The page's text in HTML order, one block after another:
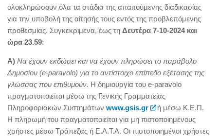
ολοκληρώσουν όλα τα στάδια της απαιτούμενης διαδικασίας
για την υποβολή της αίτησής τους εντός της προβλεπόμενης
προθεσμίας. Συγκεκριμένα, έως τη Δευτέρα 7-10-2024 και
ώρα 23.59:
Α) Να έχουν εκδώσει και να έχουν πληρώσει το παράβολο
Δημοσίου (e-paravolo) για το αντίστοιχο επίπεδο εξέτασης της
γλώσσας που επιθυμούν. Η δημιουργία του e-paravolo
πραγματοποιείται μέσω της Γενικής Γραμματείας
Πληροφοριακών Συστημάτων www.gsis.gr
ή μέσω Κ.Ε.Π.
Η πληρωμή του πραγματοποιείται για μη πιστοποιημένους
χρήστες μέσω Τράπεζας ή Ε.Λ.Τ.Α. Οι πιστοποιημένοι χρήστες